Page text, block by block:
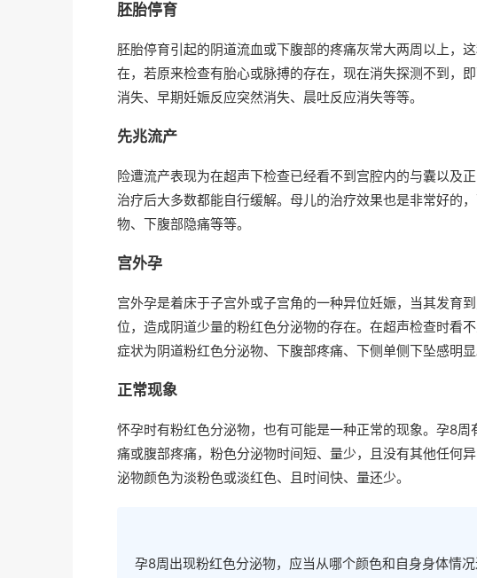
胚胎停育
胚胎停育引起的阴道流血或下腹部的疼痛灰常大两周以上，
在，若原来检查有胎心或脉搏的存在，现在消失探测不到，
消失、早期妊娠反应突然消失、晨吐反应消失等等。
先兆流产
险遭流产表现为在超声下检查已经看不到宫腔内的与囊以及
治疗后大多数都能自行缓解。母儿的治疗效果也是非常好的
物、下腹部隐痛等等。
宫外孕
宫外孕是着床于子宫外或子宫角的一种异位妊娠，当其发育
位，造成阴道少量的粉红色分泌物的存在。在超声检查时看
症状为阴道粉红色分泌物、下腹部疼痛、下侧单侧下坠感明显
正常现象
怀孕时有粉红色分泌物，也有可能是一种正常的现象。孕8
痛或腹部疼痛，粉色分泌物时间短、量少，且没有其他任何
泌物颜色为淡粉色或淡红色、且时间快、量还少。
孕8周出现粉红色分泌物，应当从哪个颜色和自身身体情